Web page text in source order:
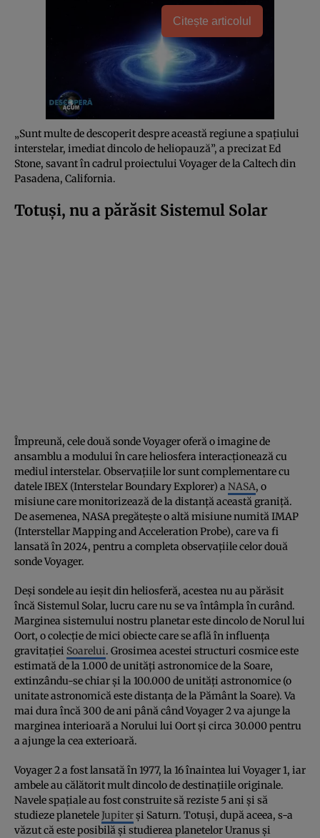
Citește articolul
„Sunt multe de descoperit despre această regiune a spaţiului
interstelar, imediat dincolo de heliopauză”, a precizat Ed
Stone, savant în cadrul proiectului Voyager de la Caltech din
Pasadena, California.
Totuşi, nu a părăsit Sistemul Solar
Împreună, cele două sonde Voyager oferă o imagine de
ansamblu a modului în care heliosfera interacţionează cu
mediul interstelar. Observaţiile lor sunt complementare cu
datele IBEX (Interstelar Boundary Explorer) a NASA, o
misiune care monitorizează de la distanţă această graniţă.
De asemenea, NASA pregăteşte o altă misiune numită IMAP
(Interstellar Mapping and Acceleration Probe), care va fi
lansată în 2024, pentru a completa observaţiile celor două
sonde Voyager.
Deşi sondele au ieşit din heliosferă, acestea nu au părăsit
încă Sistemul Solar, lucru care nu se va întâmpla în curând.
Marginea sistemului nostru planetar este dincolo de Norul lui
Oort, o colecţie de mici obiecte care se află în influenţa
gravitaţiei Soarelui. Grosimea acestei structuri cosmice este
estimată de la 1.000 de unităţi astronomice de la Soare,
extinzându-se chiar şi la 100.000 de unităţi astronomice (o
unitate astronomică este distanţa de la Pământ la Soare). Va
mai dura încă 300 de ani până când Voyager 2 va ajunge la
marginea interioară a Norului lui Oort şi circa 30.000 pentru
a ajunge la cea exterioară.
Voyager 2 a fost lansată în 1977, la 16 înaintea lui Voyager 1, iar
ambele au călătorit mult dincolo de destinaţiile originale.
Navele spaţiale au fost construite să reziste 5 ani şi să
studieze planetele Jupiterşi Saturn. Totuşi, după aceea, s-a
văzut că este posibilă şi studierea planetelor Uranus şi